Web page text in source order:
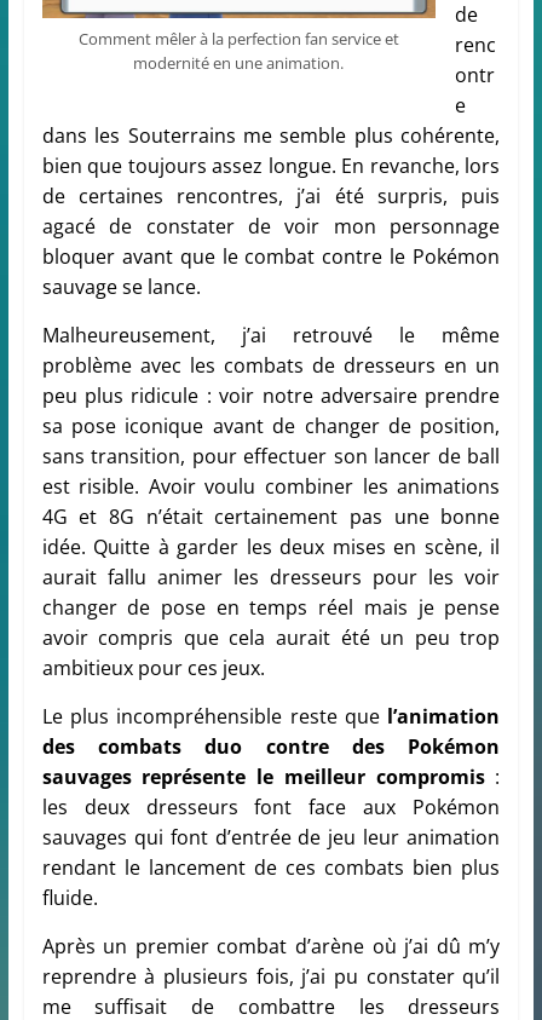
Comment mêler à la perfection fan service et
modernité en une animation.
de
renc
ontr
e
dans les Souterrains me semble plus cohérente,
bien que toujours assez longue. En revanche, lors
de certaines rencontres, j’ai été surpris, puis
agacé de constater de voir mon personnage
bloquer avant que le combat contre le Pokémon
sauvage se lance.
Malheureusement, j’ai retrouvé le même
problème avec les combats de dresseurs en un
peu plus ridicule : voir notre adversaire prendre
sa pose iconique avant de changer de position,
sans transition, pour effectuer son lancer de ball
est risible. Avoir voulu combiner les animations
4G et 8G n’était certainement pas une bonne
idée. Quitte à garder les deux mises en scène, il
aurait fallu animer les dresseurs pour les voir
changer de pose en temps réel mais je pense
avoir compris que cela aurait été un peu trop
ambitieux pour ces jeux.
Le plus incompréhensible reste que l’animation
des combats duo contre des Pokémon
sauvages représente le meilleur compromis:
les deux dresseurs font face aux Pokémon
sauvages qui font d’entrée de jeu leur animation
rendant le lancement de ces combats bien plus
fluide.
Après un premier combat d’arène où j’ai dû m’y
reprendre à plusieurs fois, j’ai pu constater qu’il
me suffisait de combattre les dresseurs